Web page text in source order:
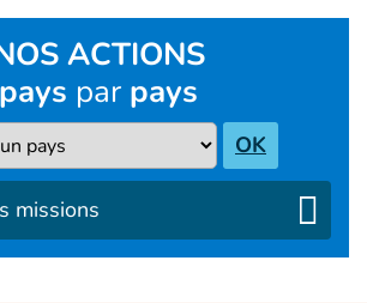
ACTIONS
pays par pays
OK
missions